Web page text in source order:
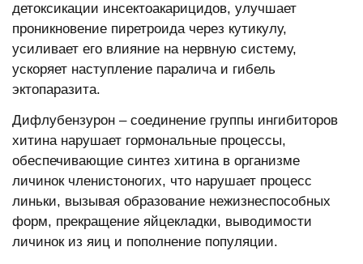
детоксикации инсектоакарицидов, улучшает
проникновение пиретроида через кутикулу,
усиливает его влияние на нервную систему,
ускоряет наступление паралича и гибель
эктопаразита.
Дифлубензурон – соединение группы ингибиторов
хитина нарушает гормональные процессы,
обеспечивающие синтез хитина в организме
личинок членистоногих, что нарушает процесс
линьки, вызывая образование нежизнеспособных
форм, прекращение яйцекладки, выводимости
личинок из яиц и пополнение популяции.